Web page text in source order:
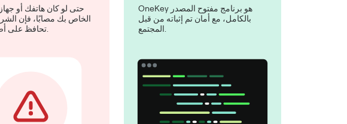
حتى لو كان هاتفك أو جهاز
الخاص بك مصابًا، فإن
OneKey هو برنامج مفتوح المصدر
بالكامل، مع أمان تم إثباته من قبل